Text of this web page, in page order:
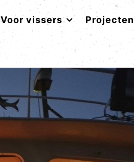
Voor vissers Projecten